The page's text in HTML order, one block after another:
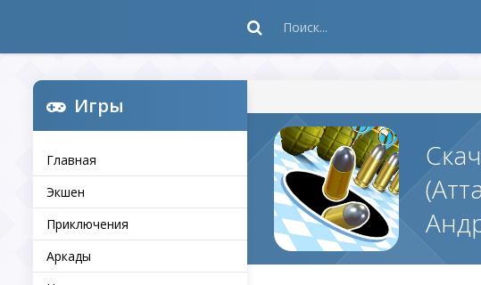
Игры
Главная
Экшен
Приключения
Аркады